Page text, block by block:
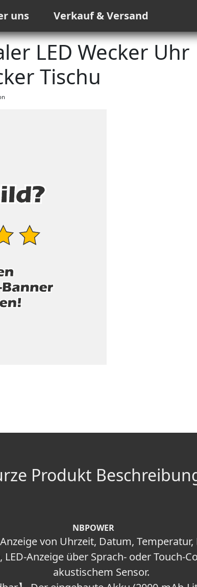
uns Verkauf & Versand
LED Wecker Uhr
Tischu
Produkt
NBPOWER
von Uhrzeit, Datum,
Anzeige über Sprach- oder Touch-
akustischem Sensor.